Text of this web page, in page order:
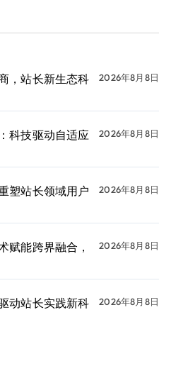
，站长新生态科
2026年8月8日
科技驱动自适应
2026年8月8日
塑站长领域用户
2026年8月8日
赋能跨界融合，
2026年8月8日
动站长实践新科
2026年8月8日